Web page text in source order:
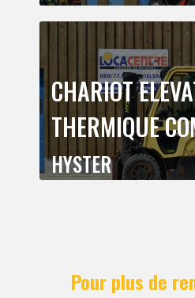
CHARIOT
THERMIQUE
HYSTER
Pour plus de